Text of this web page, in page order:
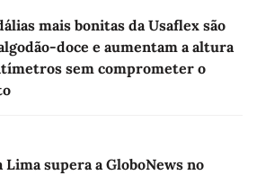
mais bonitas da Usaflex são
doce e aumentam a altura
sem comprometer o
Lima supera a GloboNews no